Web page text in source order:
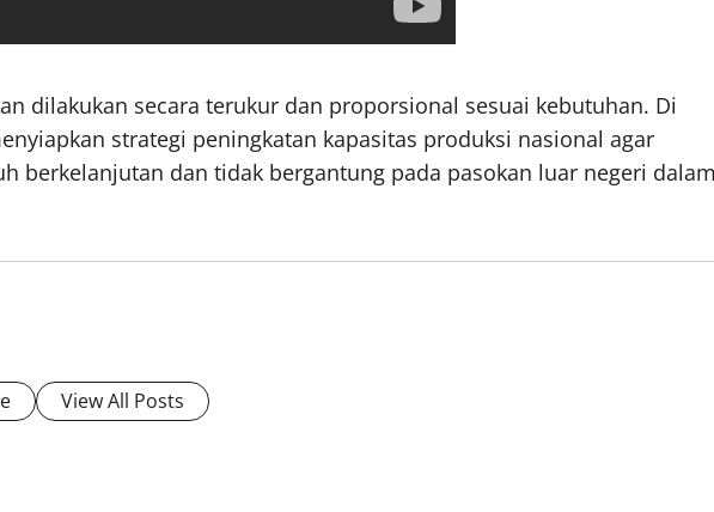
dilakukan secara terukur dan proporsional sesuai kebutuhan. Di
strategi peningkatan kapasitas produksi nasional agar
berkelanjutan dan tidak bergantung pada pasokan luar negeri
View All Posts